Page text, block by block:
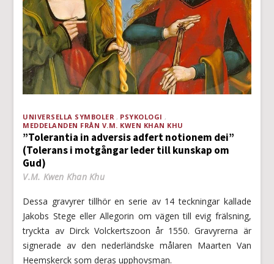
UNIVERSELLA SYMBOLER
PSYKOLOGI
MEDDELANDEN FRÅN V.M. KWEN KHAN KHU
”Tolerantia in adversis adfert notionem dei”
(Tolerans i motgångar leder till kunskap om
Gud)
V.M. Kwen Khan Khu
Dessa gravyrer tillhör en serie av 14 teckningar kallade
Jakobs Stege eller Allegorin om vägen till evig frälsning,
tryckta av Dirck Volckertszoon år 1550. Gravyrerna är
signerade av den nederländske målaren Maarten Van
Heemskerck som deras upphovsman.